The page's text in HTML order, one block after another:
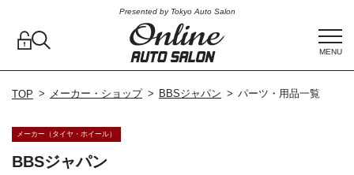
Presented by Tokyo Auto Salon
MENU
TOP メーカー・ショップ BBSジャパン パーツ・用品一覧
メーカー（タイヤ・ホイール）
BBSジャパン